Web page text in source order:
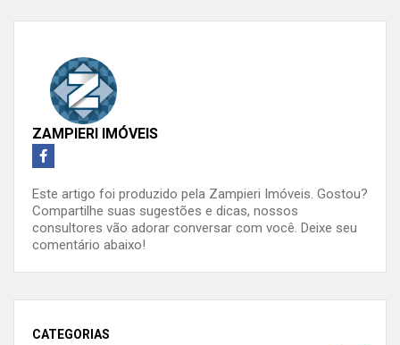
ZAMPIERI IMÓVEIS
Este artigo foi produzido pela Zampieri Imóveis. Gostou?
Compartilhe suas sugestões e dicas, nossos
consultores vão adorar conversar com você. Deixe seu
comentário abaixo!
CATEGORIAS